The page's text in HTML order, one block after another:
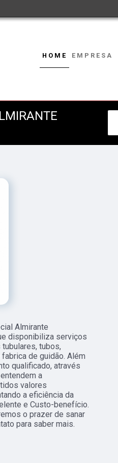
HOME EMPRESA
Almirante
disponibiliza serviços
tubos,
de guidão. Além
qualificado, através
a
valores
a eficiência da
e Custo-benefício.
o prazer de sanar
para saber mais.